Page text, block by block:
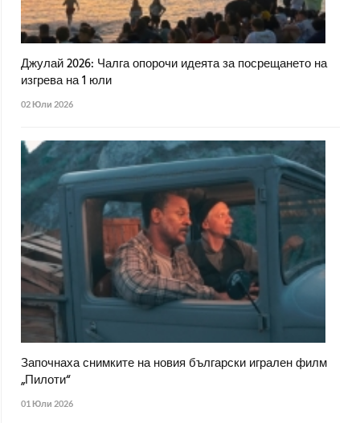
Джулай 2026: Чалга опорочи идеята за посрещането на
изгрева на 1 юли
02 Юли 2026
Започнаха снимките на новия български игрален филм
„Пилоти“
01 Юли 2026